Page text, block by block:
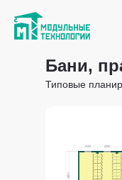
Бани,
Типовые